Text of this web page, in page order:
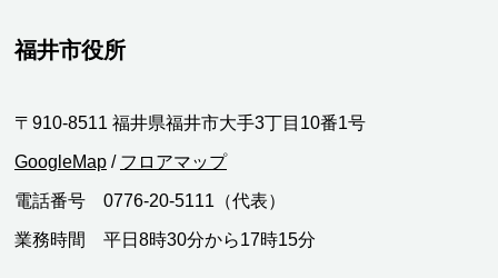
福井市役所
〒910-8511 福井県福井市大手3丁目10番1号
GoogleMap / フロアマップ
電話番号 0776-20-5111（代表）
業務時間 平日8時30分から17時15分